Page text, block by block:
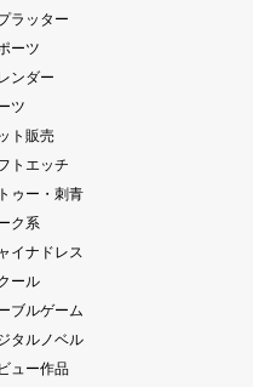
ラッター
ーツ
ンダー
ツ
ト販売
トエッチ
ゥー・刺青
ク系
イナドレス
ール
ブルゲーム
タルノベル
ュー作品